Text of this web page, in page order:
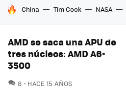
HOY SE HABLA DE
China Tim Cook NASA
AMD se saca una APU de
tres núcleos: AMD A6-
3500
8 COMENTARIOS
HACE 15 AÑOS